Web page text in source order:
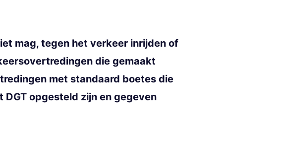
mag, tegen het verkeer inrijden of
die gemaakt
met standaard boetes die
DGT opgesteld zijn en gegeven